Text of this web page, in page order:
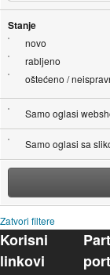
Stanje
novo
rabljeno
oštećeno /
Samo oglasi
Samo oglasi sa
Zatvori filtere
Korisni
linkovi